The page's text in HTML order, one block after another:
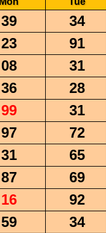
39 34
23
91
08
31
36
28
99
31
97
72
31
65
87
69
16
92
59
34